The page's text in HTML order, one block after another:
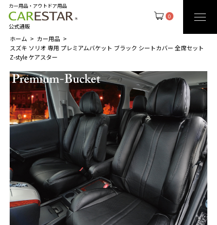
0
カー用品・アウトドア用品
公式通販
ホーム
カー用品
スズキ ソリオ 専用 プレミアムバケット ブラック シートカバー 全席セット
Z-style ケアスター